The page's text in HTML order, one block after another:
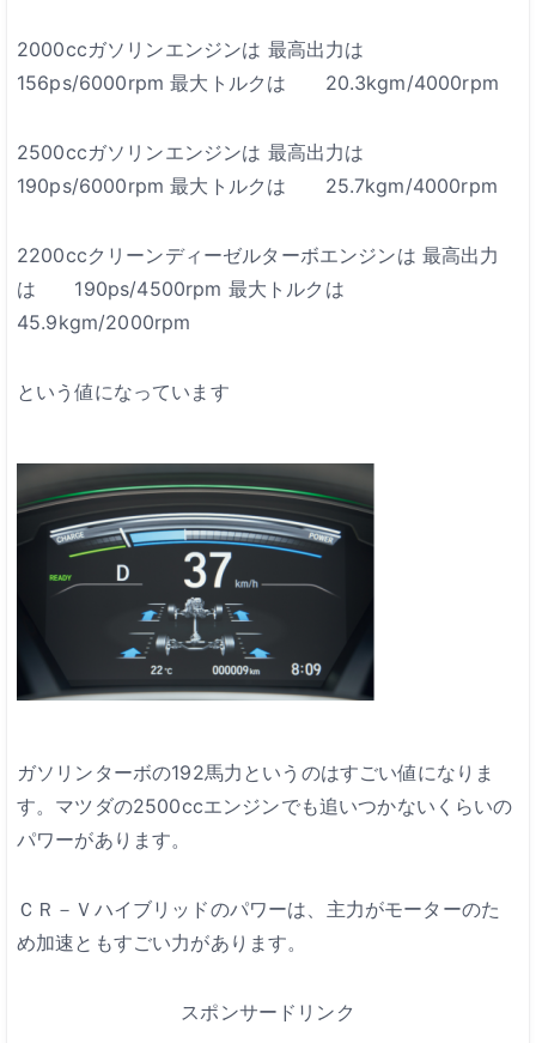
2000ccガソリンエンジンは 最高出力は
156ps/6000rpm 最大トルクは 20.3kgm/4000rpm
2500ccガソリンエンジンは 最高出力は
190ps/6000rpm 最大トルクは 25.7kgm/4000rpm
2200ccクリーンディーゼルターボエンジンは 最高出力
は 190ps/4500rpm 最大トルクは
45.9kgm/2000rpm
という値になっています
ガソリンターボの192馬力というのはすごい値になりま
す。マツダの2500ccエンジンでも追いつかないくらいの
パワーがあります。
ＣＲ－Ｖハイブリッドのパワーは、主力がモーターのた
め加速ともすごい力があります。
スポンサードリンク